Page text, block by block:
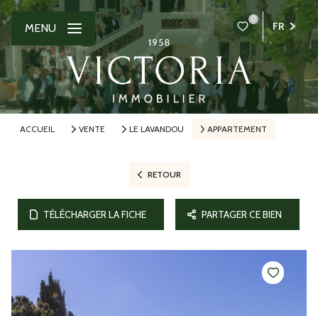
0
FR
MENU
ACCUEIL VENTE LE LAVANDOU APPARTEMENT
RETOUR
TÉLÉCHARGER LA FICHE PARTAGER CE BIEN